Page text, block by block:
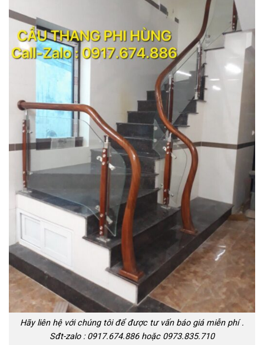
Hãy liên hệ với chúng tôi để được tư vấn báo giá miễn phí .
Sđt-zalo : 0917.674.886 hoặc 0973.835.710